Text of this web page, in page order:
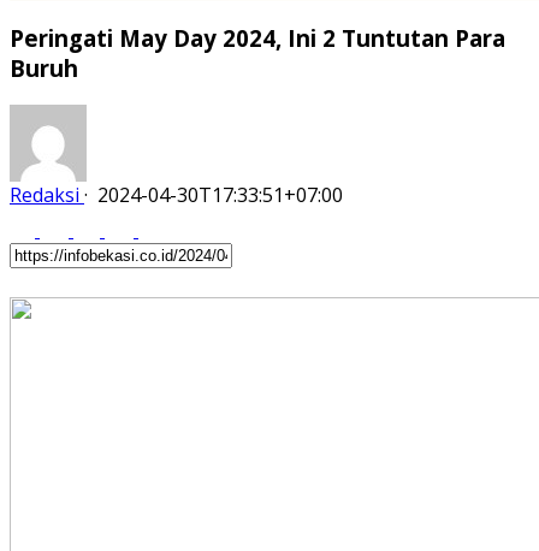
Peringati May Day 2024, Ini 2 Tuntutan Para
Buruh
Redaksi · 2024-04-30T17:33:51+07:00